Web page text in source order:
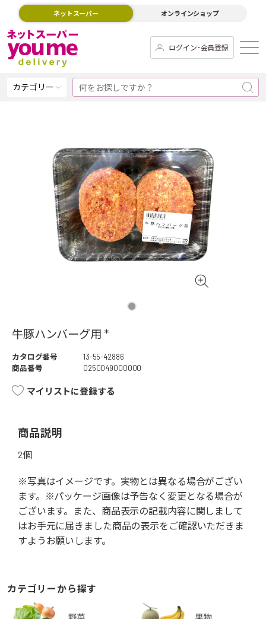
ネットスーパー オンラインショップ
ログイン･会員登録
カテゴリー
牛豚ハンバーグ用 *
カタログ番号
13-55-42886
商品番号
0250049000000
マイリストに登録する
商品説明
2個
※写真はイメージです。実物とは異なる場合がござい
ます。※パッケージ画像は予告なく変更となる場合が
ございます。また、商品表示の記載内容に関しまして
はお手元に届きました商品の表示をご確認いただきま
すようお願いします。
カテゴリーから探す